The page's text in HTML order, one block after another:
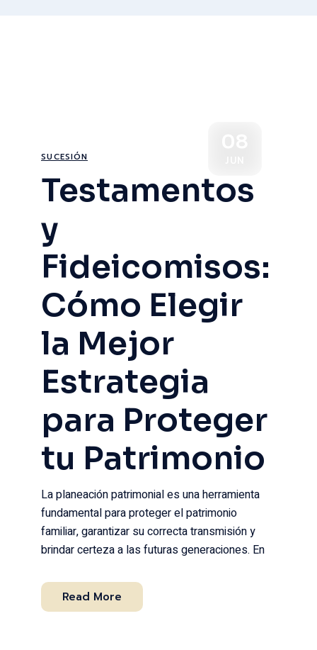
SUCESIÓN
Testamentos
y
Fideicomisos:
Cómo Elegir
la Mejor
Estrategia
para Proteger
tu Patrimonio
La planeación patrimonial es una herramienta
fundamental para proteger el patrimonio
familiar, garantizar su correcta transmisión y
brindar certeza a las futuras generaciones. En
Read More